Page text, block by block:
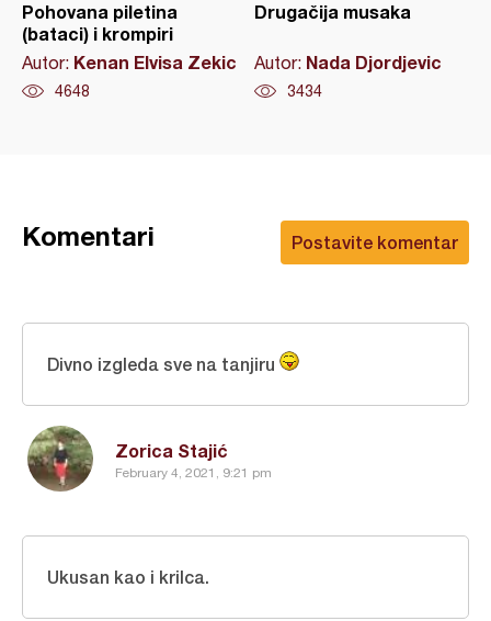
Pohovana piletina
(bataci) i krompiri
Autor: Kenan Elvisa Zekic
4648
Drugačija musaka
Autor: Nada Djordjevic
3434
Postavite komentar
Komentari
Zorica Stajić
February 4, 2021, 9:21 pm
Divno izgleda sve na tanjiru
Ukusan kao i krilca.